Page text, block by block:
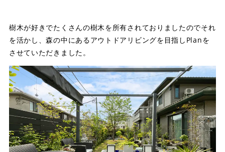
樹木が好きでたくさんの樹木を所有されておりましたのでそれ
を活かし、森の中にあるアウトドアリビングを目指しPlanを
させていただきました。